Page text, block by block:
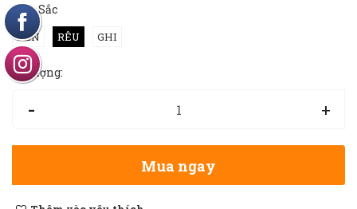
nữ. • Gọng ...
Mầu Sắc
ĐEN RÊU GHI
Số lượng:
- +
Mua ngay